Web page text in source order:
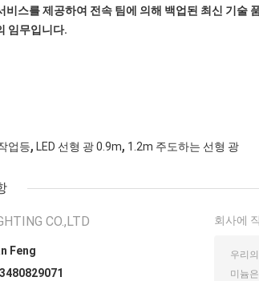
비스를 제공하여 전속 팀에 의해 백업된 최신 기술
임무입니다.
업등, LED 선형 광 0.9m, 1.2m 주도하는 선형 광
CO.,LTD
Feng
회사에